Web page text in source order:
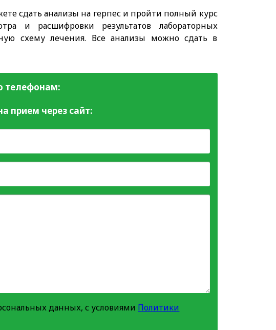
сдать анализы на герпес и пройти полный курс
и расшифровки результатов лабораторных
схему лечения. Все анализы можно сдать в
телефонам:
прием через сайт:
данных, с условиями Политики